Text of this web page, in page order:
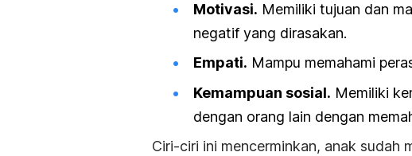
Motivasi. Memiliki tujuan dan
negatif yang dirasakan.
Empati. Mampu memahami
Kemampuan sosial. Memiliki
dengan orang lain dengan
Ciri-ciri ini mencerminkan, anak sudah